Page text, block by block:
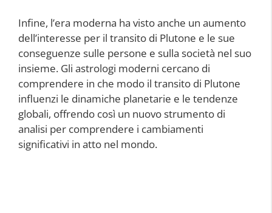
Infine, l’era moderna ha visto anche un aumento
dell’interesse per il transito di Plutone e le sue
conseguenze sulle persone e sulla società nel suo
insieme. Gli astrologi moderni cercano di
comprendere in che modo il transito di Plutone
influenzi le dinamiche planetarie e le tendenze
globali, offrendo così un nuovo strumento di
analisi per comprendere i cambiamenti
significativi in atto nel mondo.